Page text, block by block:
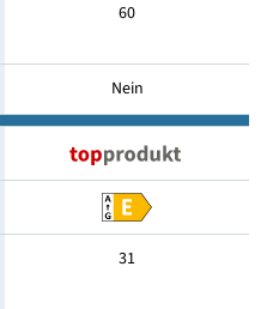
60
Nein
31